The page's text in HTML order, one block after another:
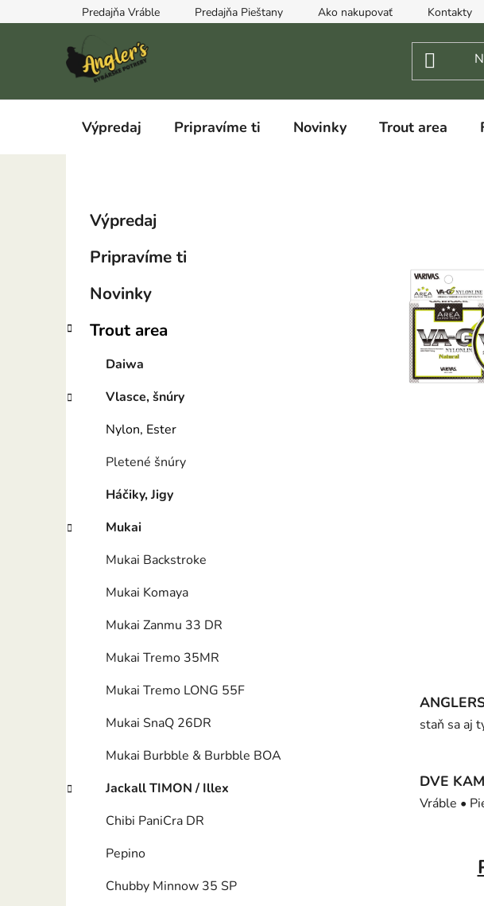
na
Predajňa Vráble Predajňa Pieštany Ako nakupovať Kontakty
Výpredaj Pripravíme ti Novinky Trout area
a
l
Preskočiť
kategórie
i
Výpredaj
Pripravíme ti
Novinky
Trout area
Daiwa
Vlasce, šnúry
Nylon, Ester
Pletené šnúry
Háčiky, Jigy
Mukai
Mukai Backstroke
Mukai Komaya
Mukai Zanmu 33 DR
Mukai Tremo 35MR
Mukai Tremo LONG 55F
Mukai SnaQ 26DR
Mukai Burbble & Burbble BOA
Jackall TIMON / Illex
Chibi PaniCra DR
Pepino
Chubby Minnow 35 SP
staň sa aj
DVE
Vráble •